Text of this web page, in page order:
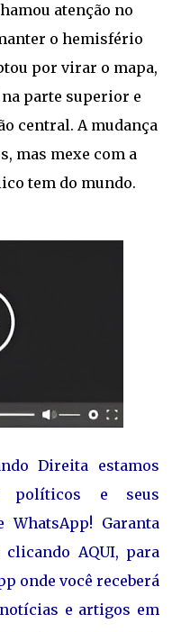
atenção no
o hemisfério
por virar o mapa,
parte superior e
central. A mudança
mas mexe com a
tem do mundo.
Direita estamos
políticos e seus
WhatsApp! Garanta
clicando AQUI, para
onde você receberá
e artigos em